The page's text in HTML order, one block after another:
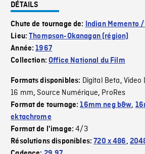
DÉTAILS
Chute de tournage de:
Indian Memento
Lieu:Thompson-Okanagan (région)
Année:1967
Collection:Office National du Film
Formats disponibles: Digital Beta, Video
16 mm,Source Numérique, ProRes
Format de tournage:16mm neg b&w,
ektachrome
Format de l'image:4/3
Résolutions disponibles:720 x 486,